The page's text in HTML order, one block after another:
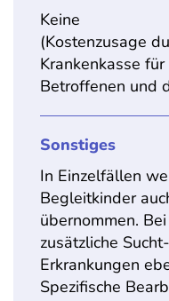
Keine
(Kostenzusage
Krankenkasse
Betroffenen und
Sonstiges
In Einzelfällen
Begleitkinder
übernommen.
zusätzliche
Erkrankungen
Spezifische